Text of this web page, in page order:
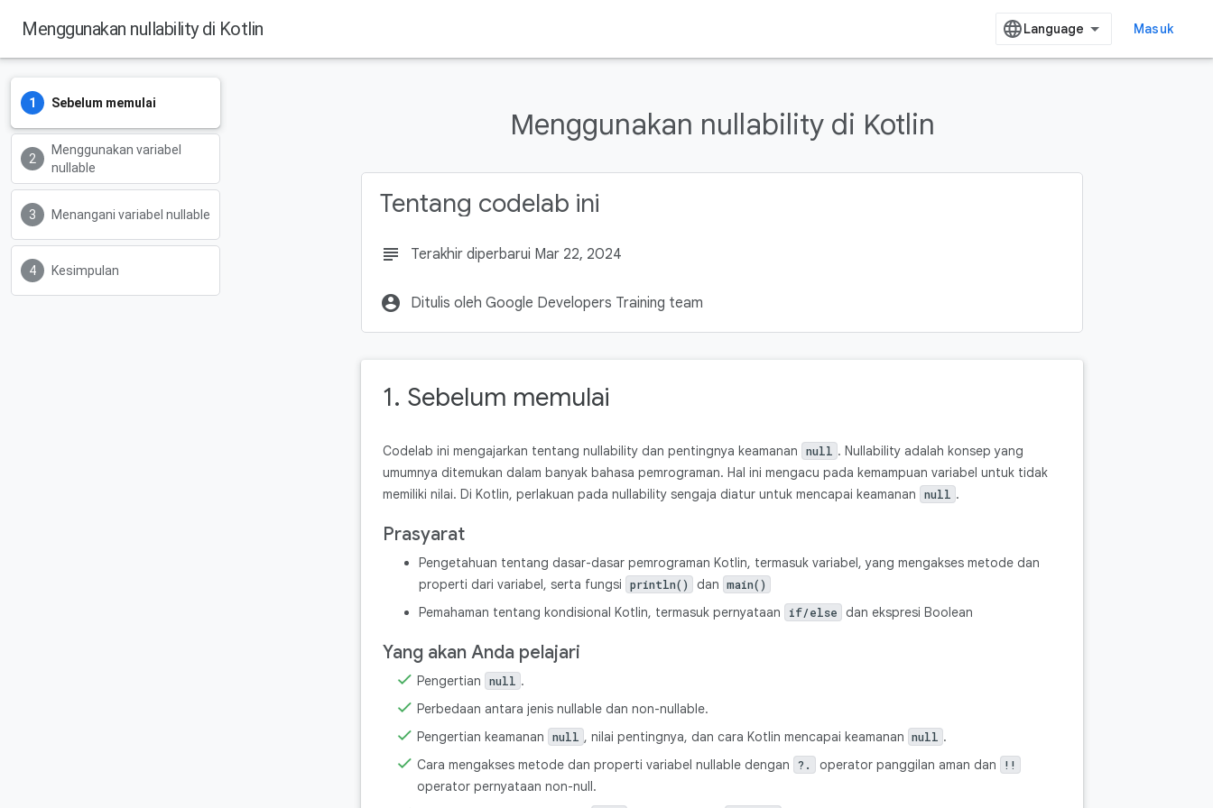
Menggunakan nullability di Kotlin Masuk
Sebelum memulai
Menggunakan variabel
nullable
Menangani variabel nullable
Kesimpulan
Menggunakan nullability di Kotlin
Tentang codelab ini
subject Terakhir diperbarui Mar 22, 2024
account_circle Ditulis oleh Google Developers Training team
1. Sebelum memulai
Codelab ini mengajarkan tentang nullability dan pentingnya keamanan null . Nullability adalah konsep yang
umumnya ditemukan dalam banyak bahasa pemrograman. Hal ini mengacu pada kemampuan variabel untuk tidak
memiliki nilai. Di Kotlin, perlakuan pada nullability sengaja diatur untuk mencapai keamanan
null .
Prasyarat
Pengetahuan tentang dasar-dasar pemrograman Kotlin, termasuk variabel, yang mengakses metode dan
properti dari variabel, serta fungsi
println() dan main()
Pemahaman tentang kondisional Kotlin, termasuk pernyataan if/else dan ekspresi Boolean
Yang akan Anda pelajari
Pengertian null .
Perbedaan antara jenis nullable dan non-nullable.
Pengertian keamanan
null , nilai pentingnya, dan cara Kotlin mencapai keamanan null .
Cara mengakses metode dan properti variabel nullable dengan
?. operator panggilan aman dan !!
operator pernyataan non-null.